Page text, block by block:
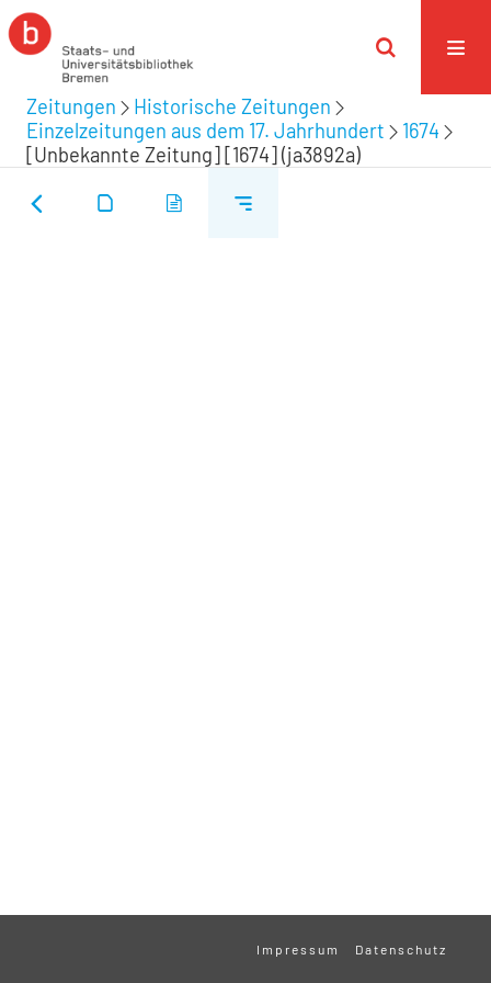
Zeitungen
Historische Zeitungen
Einzelzeitungen aus dem 17. Jahrhundert
1674
[Unbekannte Zeitung] [1674] (ja3892a)
Impressum Datenschutz